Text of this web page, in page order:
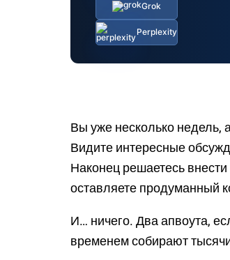
Grok
Perplexity
Вы уже несколько недель,
Видите интересные
Наконец решаетесь
оставляете продуманный
И… ничего. Два апвоута,
временем собирают